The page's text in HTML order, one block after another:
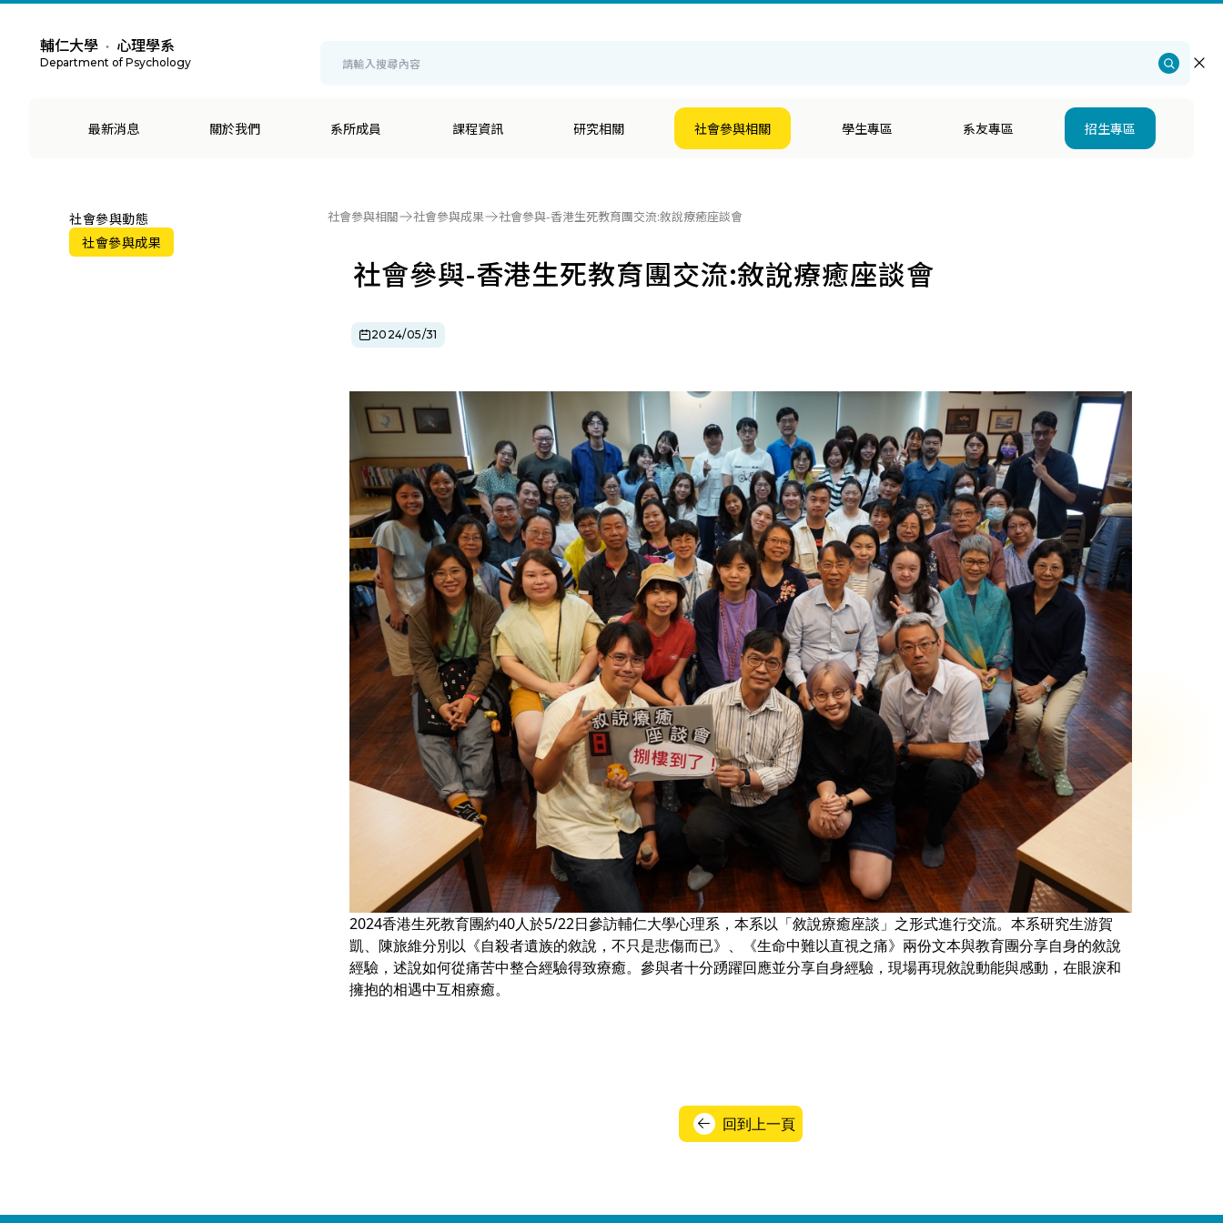
輔仁大學 ・ 心理學系
Department of Psychology
最新消息 關於我們 系所成員 課程資訊 研究相關 社會參與相關 學生專區 系友專區 招生專區
English
社會參與動態
社會參與成果
社會參與相關 社會參與成果 社會參與-香港生死教育團交流:敘說療癒座談會
社會參與-香港生死教育團交流:敘說療癒座談會
2024/05/31
2024香港生死教育團約40人於5/22日參訪輔仁大學心理系，本系以「敘說療癒座談」之形式進行交流。本系研究生游賀
凱、陳旅維分別以《自殺者遺族的敘說，不只是悲傷而已》、《生命中難以直視之痛》兩份文本與教育團分享自身的敘說
經驗，述說如何從痛苦中整合經驗得致療癒。參與者十分踴躍回應並分享自身經驗，現場再現敘說動能與感動，在眼淚和
擁抱的相遇中互相療癒。
回到上一頁